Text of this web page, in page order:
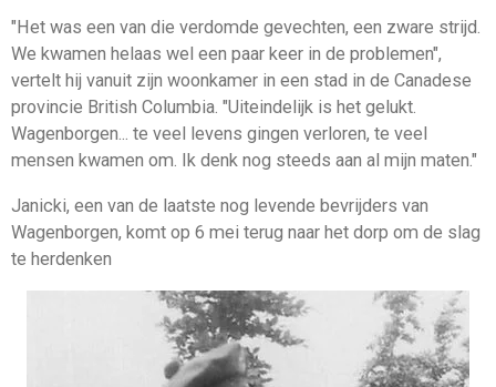
"Het was een van die verdomde gevechten, een zware strijd.
We kwamen helaas wel een paar keer in de problemen",
vertelt hij vanuit zijn woonkamer in een stad in de Canadese
provincie British Columbia. "Uiteindelijk is het gelukt.
Wagenborgen... te veel levens gingen verloren, te veel
mensen kwamen om. Ik denk nog steeds aan al mijn maten."
Janicki, een van de laatste nog levende bevrijders van
Wagenborgen, komt op 6 mei terug naar het dorp om de slag
te herdenken